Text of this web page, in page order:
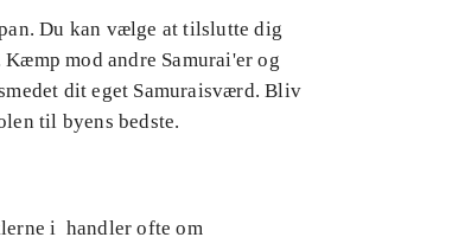
Du kan vælge at tilslutte dig
mod andre Samurai'er og
dit eget Samuraisværd. Bliv
til byens bedste.
i handler ofte om